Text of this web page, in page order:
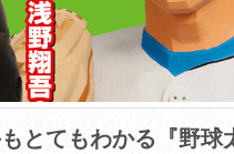
とてもわかる『野球